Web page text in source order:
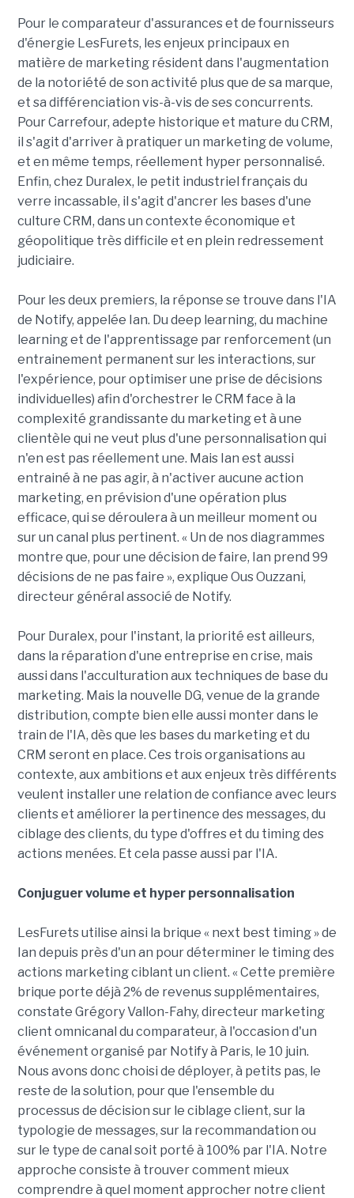
Pour le comparateur d'assurances et de fournisseurs
d'énergie LesFurets, les enjeux principaux en
matière de marketing résident dans l'augmentation
de la notoriété de son activité plus que de sa marque,
et sa différenciation vis-à-vis de ses concurrents.
Pour Carrefour, adepte historique et mature du CRM,
il s'agit d'arriver à pratiquer un marketing de volume,
et en même temps, réellement hyper personnalisé.
Enfin, chez Duralex, le petit industriel français du
verre incassable, il s'agit d'ancrer les bases d'une
culture CRM, dans un contexte économique et
géopolitique très difficile et en plein redressement
judiciaire.
Pour les deux premiers, la réponse se trouve dans l'IA
de Notify, appelée Ian. Du deep learning, du machine
learning et de l'apprentissage par renforcement (un
entrainement permanent sur les interactions, sur
l'expérience, pour optimiser une prise de décisions
individuelles) afin d'orchestrer le CRM face à la
complexité grandissante du marketing et à une
clientèle qui ne veut plus d'une personnalisation qui
n'en est pas réellement une. Mais Ian est aussi
entrainé à ne pas agir, à n'activer aucune action
marketing, en prévision d'une opération plus
efficace, qui se déroulera à un meilleur moment ou
sur un canal plus pertinent. « Un de nos diagrammes
montre que, pour une décision de faire, Ian prend 99
décisions de ne pas faire », explique Ous Ouzzani,
directeur général associé de Notify.
Pour Duralex, pour l'instant, la priorité est ailleurs,
dans la réparation d'une entreprise en crise, mais
aussi dans l'acculturation aux techniques de base du
marketing. Mais la nouvelle DG, venue de la grande
distribution, compte bien elle aussi monter dans le
train de l'IA, dès que les bases du marketing et du
CRM seront en place. Ces trois organisations au
contexte, aux ambitions et aux enjeux très différents
veulent installer une relation de confiance avec leurs
clients et améliorer la pertinence des messages, du
ciblage des clients, du type d'offres et du timing des
actions menées. Et cela passe aussi par l'IA.
Conjuguer volume et hyper personnalisation
LesFurets utilise ainsi la brique « next best timing » de
Ian depuis près d'un an pour déterminer le timing des
actions marketing ciblant un client. « Cette première
brique porte déjà 2% de revenus supplémentaires,
constate Grégory Vallon-Fahy, directeur marketing
client omnicanal du comparateur, à l'occasion d'un
événement organisé par Notify à Paris, le 10 juin.
Nous avons donc choisi de déployer, à petits pas, le
reste de la solution, pour que l'ensemble du
processus de décision sur le ciblage client, sur la
typologie de messages, sur la recommandation ou
sur le type de canal soit porté à 100% par l'IA. Notre
approche consiste à trouver comment mieux
comprendre à quel moment approcher notre client